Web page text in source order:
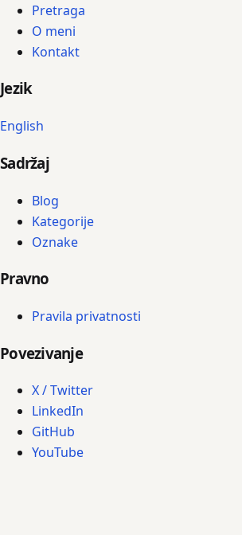
Pretraga
O meni
Kontakt
Jezik
English
Sadržaj
Blog
Kategorije
Oznake
Pravno
Pravila privatnosti
Povezivanje
X / Twitter
LinkedIn
GitHub
YouTube